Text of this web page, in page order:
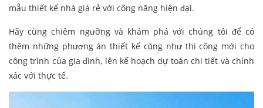
mẫu thiết kế nhà giá rẻ với công năng hiện đại.
Hãy cùng chiêm ngưỡng và khám phá với chúng tôi để có
thêm những phương án thiết kế cũng như thi công mới cho
công trình của gia đình, lên kế hoạch dự toán chi tiết và chính
xác với thực tế.